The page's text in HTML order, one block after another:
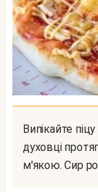
Випікайте піцу в розігрітій до 200-220 градусів
духовці
м'якою. Сир